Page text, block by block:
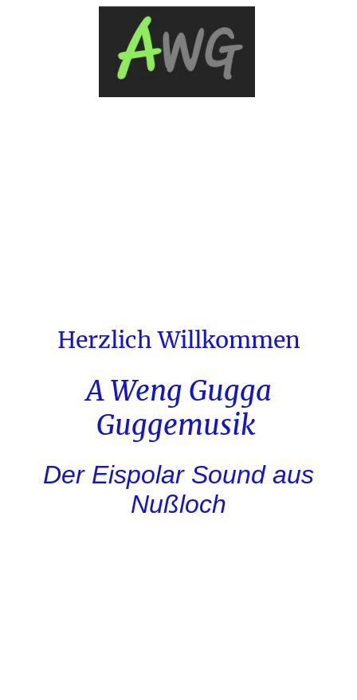
Herzlich Willkommen
A Weng Gugga
Guggemusik
Der Eispolar Sound aus
Nußloch